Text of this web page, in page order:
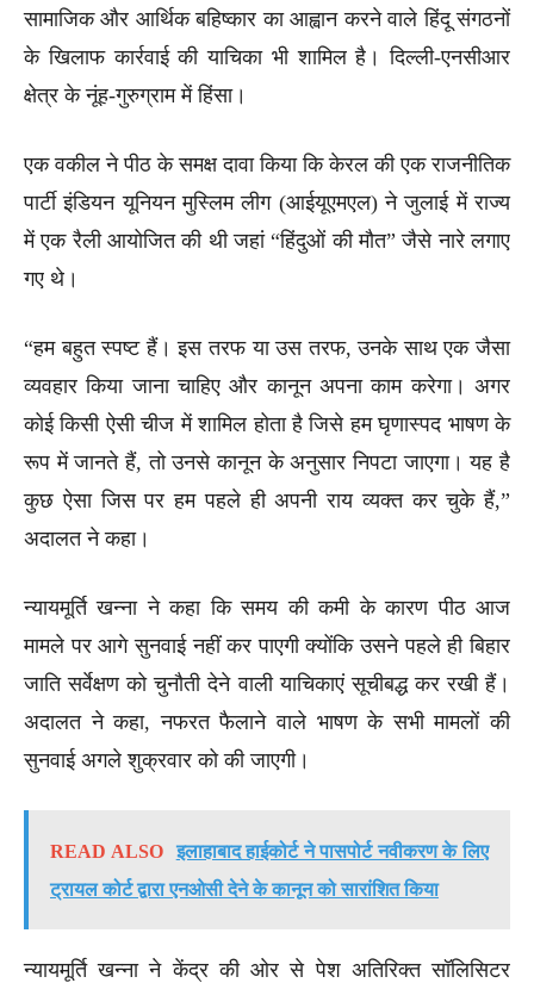
सामाजिक और आर्थिक बहिष्कार का आह्वान करने वाले हिंदू संगठनों
के खिलाफ कार्रवाई की याचिका भी शामिल है। दिल्ली-एनसीआर
क्षेत्र के नूंह-गुरुग्राम में हिंसा।
एक वकील ने पीठ के समक्ष दावा किया कि केरल की एक राजनीतिक
पार्टी इंडियन यूनियन मुस्लिम लीग (आईयूएमएल) ने जुलाई में राज्य
में एक रैली आयोजित की थी जहां “हिंदुओं की मौत” जैसे नारे लगाए
गए थे।
“हम बहुत स्पष्ट हैं। इस तरफ या उस तरफ, उनके साथ एक जैसा
व्यवहार किया जाना चाहिए और कानून अपना काम करेगा। अगर
कोई किसी ऐसी चीज में शामिल होता है जिसे हम घृणास्पद भाषण के
रूप में जानते हैं, तो उनसे कानून के अनुसार निपटा जाएगा। यह है
कुछ ऐसा जिस पर हम पहले ही अपनी राय व्यक्त कर चुके हैं,”
अदालत ने कहा।
न्यायमूर्ति खन्ना ने कहा कि समय की कमी के कारण पीठ आज
मामले पर आगे सुनवाई नहीं कर पाएगी क्योंकि उसने पहले ही बिहार
जाति सर्वेक्षण को चुनौती देने वाली याचिकाएं सूचीबद्ध कर रखी हैं।
अदालत ने कहा, नफरत फैलाने वाले भाषण के सभी मामलों की
सुनवाई अगले शुक्रवार को की जाएगी।
READ ALSO
इलाहाबाद हाईकोर्ट ने पासपोर्ट नवीकरण के लिए
ट्रायल कोर्ट द्वारा एनओसी देने के कानून को सारांशित किया
न्यायमूर्ति खन्ना ने केंद्र की ओर से पेश अतिरिक्त सॉलिसिटर